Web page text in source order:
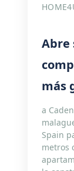
Abre
más
a
Spain
metros